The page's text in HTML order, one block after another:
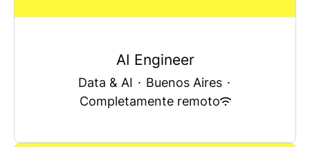
AI Engineer
Data & AI · Buenos Aires ·
Completamente remoto